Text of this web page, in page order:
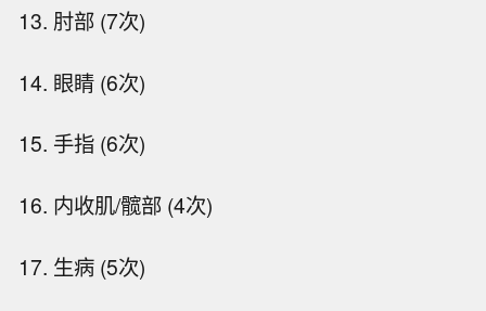
13. 肘部 (7次)
14. 眼睛 (6次)
15. 手指 (6次)
16. 内收肌/髋部 (4次)
17. 生病 (5次)